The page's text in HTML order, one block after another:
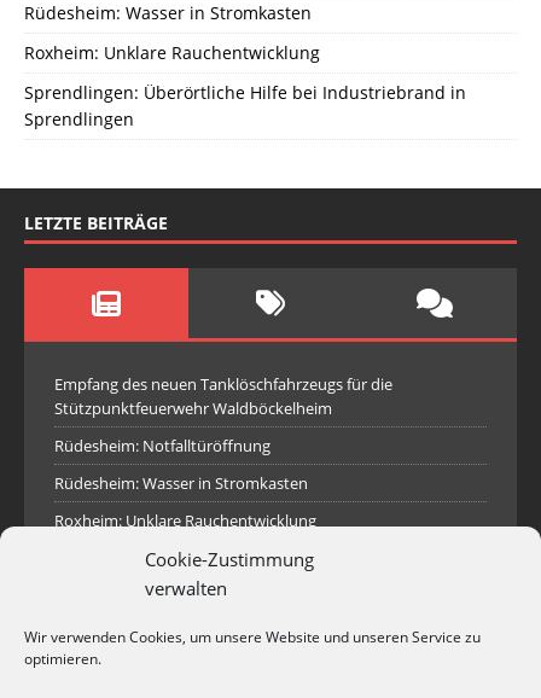
Cookie-Zustimmung
verwalten
Wir verwenden Cookies, um unsere Website und unseren Service zu
optimieren.
Rüdesheim: Wasser in Stromkasten
Roxheim: Unklare Rauchentwicklung
Sprendlingen: Überörtliche Hilfe bei Industriebrand in
Sprendlingen
LETZTE BEITRÄGE
Empfang des neuen Tanklöschfahrzeugs für die
Stützpunktfeuerwehr Waldböckelheim
Rüdesheim: Notfalltüröffnung
Rüdesheim: Wasser in Stromkasten
Roxheim: Unklare Rauchentwicklung
Sprendlingen: Überörtliche Hilfe bei Industriebrand in
Sprendlingen
Rüdesheim: Aufgerissener Dieseltank